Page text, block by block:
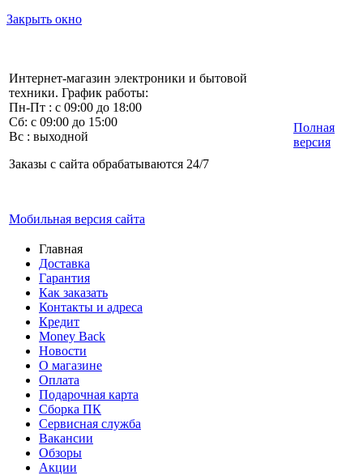
Закрыть окно
Интернет-магазин электроники и бытовой
техники. График работы:
Пн-Пт : с 09:00 до 18:00
Сб: с 09:00 до 15:00
Вс : выходной
Заказы с сайта обрабатываются 24/7
Мобильная версия сайта
Полная
версия
Главная
Доставка
Гарантия
Как заказать
Контакты и адреса
Кредит
Money Back
Новости
О магазине
Оплата
Подарочная карта
Сборка ПК
Сервисная служба
Вакансии
Обзоры
Акции